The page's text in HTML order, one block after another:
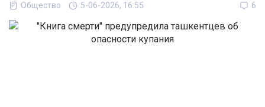
Общество 5-06-2026, 16:55 6